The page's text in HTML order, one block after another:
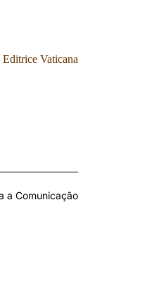
Vaticana
a Comunicação